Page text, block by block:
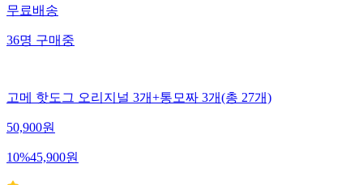
무료배송
36명구매중
고메 핫도그 오리지널 3개+통모짜 3개(총 27개)
50,900원
10%45,900원